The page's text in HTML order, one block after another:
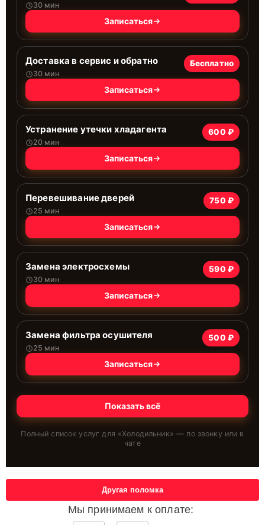
30 мин
Записаться
Доставка в сервис и обратно
30 мин
Бесплатно
Записаться
Устранение утечки хладагента
20 мин
600 ₽
Записаться
Перевешивание дверей
25 мин
750 ₽
Записаться
Замена электросхемы
30 мин
590 ₽
Записаться
Замена фильтра осушителя
25 мин
500 ₽
Записаться
Показать всё
Полный список услуг для «Холодильник» — по звонку или в
чате
Мы принимаем к оплате:
Другая поломка